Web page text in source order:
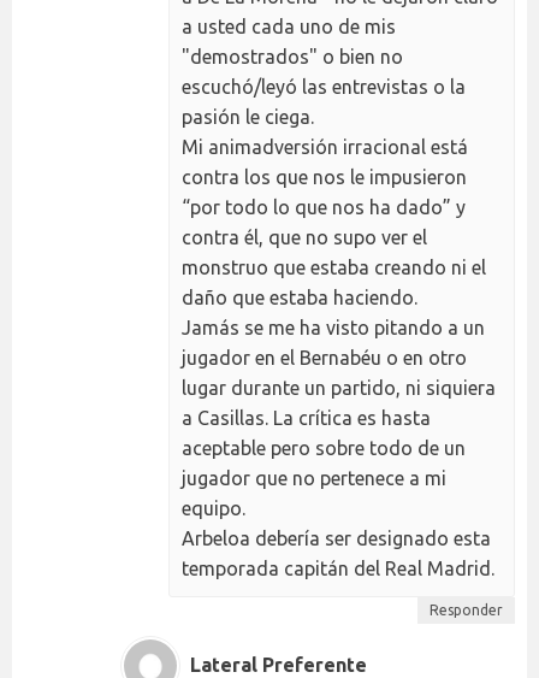
a usted cada uno de mis
"demostrados" o bien no
escuchó/leyó las entrevistas o la
pasión le ciega.
Mi animadversión irracional está
contra los que nos le impusieron
“por todo lo que nos ha dado” y
contra él, que no supo ver el
monstruo que estaba creando ni el
daño que estaba haciendo.
Jamás se me ha visto pitando a un
jugador en el Bernabéu o en otro
lugar durante un partido, ni siquiera
a Casillas. La crítica es hasta
aceptable pero sobre todo de un
jugador que no pertenece a mi
equipo.
Arbeloa debería ser designado esta
temporada capitán del Real Madrid.
Responder
Lateral Preferente